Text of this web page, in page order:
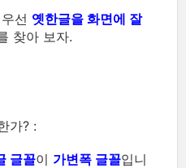
선 옛한글을 화면에 잘
찾아 보자.
가? :
글꼴이 가변폭 글꼴입니